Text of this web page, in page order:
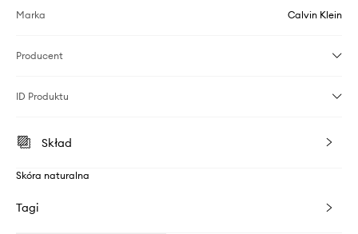
Marka Calvin Klein
Producent
ID Produktu
Skład
Skóra naturalna
Tagi